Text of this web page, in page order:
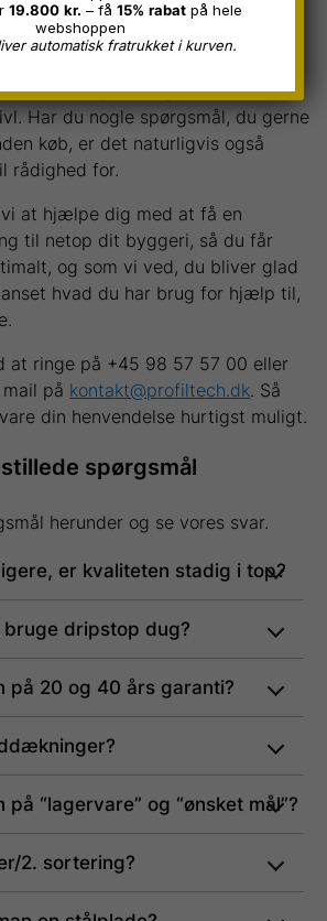
eksperter i ståltrapezplader og
med at vejlede dig til det rette
Har du nogle spørgsmål, du gerne
køb, er det naturligvis også
rådighed for.
at hjælpe dig med at få en
til netop dit byggeri, så du får
og som vi ved, du bliver glad
hvad du har brug for hjælp til,
at ringe på +45 98 57 57 00 eller
på kontakt@profiltech.dk. Så
din henvendelse hurtigst muligt.
spørgsmål
herunder og se vores svar.
er kvaliteten stadig i top?
dripstop dug?
på 20 og 40 års garanti?
“lagervare” og “ønsket mål”?
2. sortering?
19.800 kr. – få 15% rabatpå hele
webshoppen
automatisk fratrukket i kurven.